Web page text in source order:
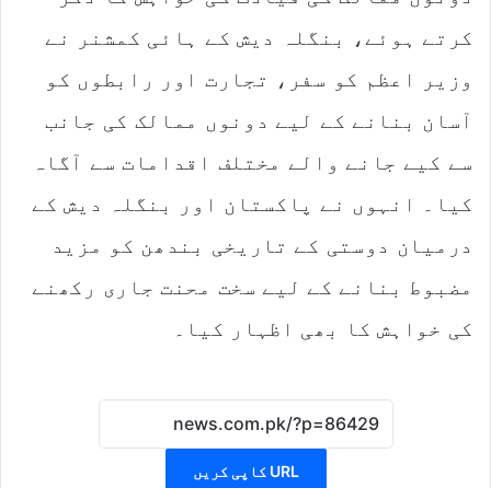
کرتے ہوئے، بنگلہ دیش کے ہائی کمشنر نے
وزیر اعظم کو سفر، تجارت اور رابطوں کو
آسان بنانے کے لیے دونوں ممالک کی جانب
سے کیے جانے والے مختلف اقدامات سے آگاہ
کیا۔ انہوں نے پاکستان اور بنگلہ دیش کے
درمیان دوستی کے تاریخی بندھن کو مزید
مضبوط بنانے کے لیے سخت محنت جاری رکھنے
کی خواہش کا بھی اظہار کیا۔
URL کاپی کریں